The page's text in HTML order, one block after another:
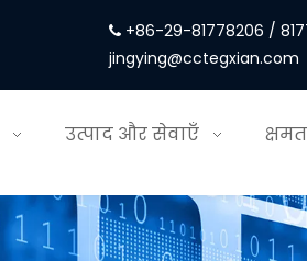
 +86-29-81778206 /
jingying@cctegxian.com
उत्पाद और सेवाएँ